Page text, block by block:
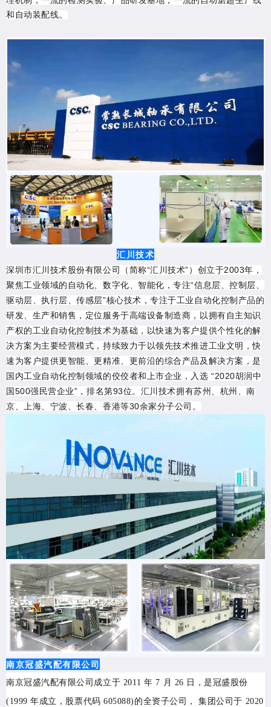
和自动装配线。
汇川技术
深圳市汇川技术股份有限公司（简称“汇川技术”）创立于2003年，
聚焦工业领域的自动化、数字化、智能化，专注“信息层、控制层、
驱动层、执行层、传感层”核心技术，专注于工业自动化控制产品的
研发、生产和销售，定位服务于高端设备制造商，以拥有自主知识
产权的工业自动化控制技术为基础，以快速为客户提供个性化的解
决方案为主要经营模式，持续致力于以领先技术推进工业文明，快
速为客户提供更智能、更精准、更前沿的综合产品及解决方案，是
国内工业自动化控制领域的佼佼者和上市企业，入选 “2020胡润中
国500强民营企业”，排名第93位。汇川技术拥有苏州、杭州、南
京、上海、宁波、长春、香港等30余家分子公司。
南京冠盛汽配有限公司
南京冠盛汽配有限公司成立于 2011 年 7 月 26 日，是冠盛股份
(1999 年成立，股票代码 605088)的全资子公司， 集团公司于 2020